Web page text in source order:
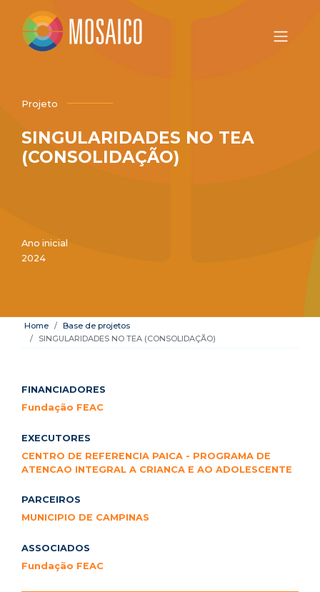
Projeto
SINGULARIDADES NO TEA
(CONSOLIDAÇÃO)
Ano inicial
2024
Home
Base de projetos
SINGULARIDADES NO TEA (CONSOLIDAÇÃO)
FINANCIADORES
Fundação FEAC
EXECUTORES
CENTRO DE REFERENCIA PAICA - PROGRAMA DE
ATENCAO INTEGRAL A CRIANCA E AO ADOLESCENTE
PARCEIROS
MUNICIPIO DE CAMPINAS
ASSOCIADOS
Fundação FEAC